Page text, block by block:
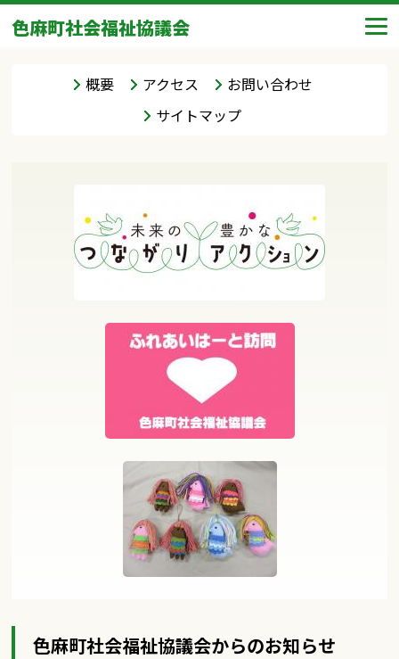
色麻町社会福祉協議会
概要 アクセス
お問い合わせ
サイトマップ
色麻町社会福祉協議会からのお知らせ